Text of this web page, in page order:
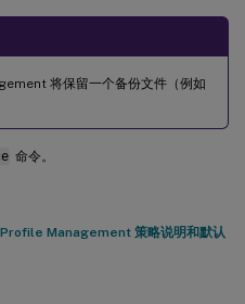
将保留一个备份文件（例如
命令。
Profile Management 策略说明和默认